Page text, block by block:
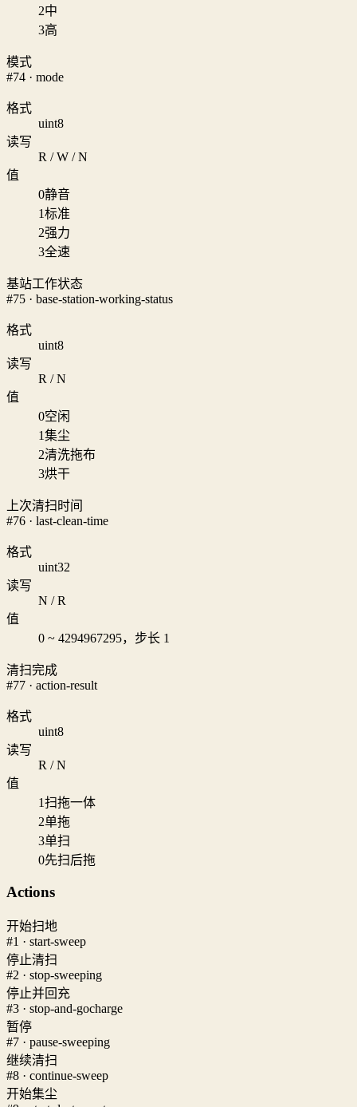
2中
3高
模式
#74 · mode
格式
uint8
读写
R / W / N
值
0静音
1标准
2强力
3全速
基站工作状态
#75 · base-station-working-status
格式
uint8
读写
R / N
值
0空闲
1集尘
2清洗拖布
3烘干
上次清扫时间
#76 · last-clean-time
格式
uint32
读写
N / R
值
0 ~ 4294967295，步长 1
清扫完成
#77 · action-result
格式
uint8
读写
R / N
值
1扫拖一体
2单拖
3单扫
0先扫后拖
Actions
开始扫地
#1 · start-sweep
停止清扫
#2 · stop-sweeping
停止并回充
#3 · stop-and-gocharge
暂停
#7 · pause-sweeping
继续清扫
#8 · continue-sweep
开始集尘